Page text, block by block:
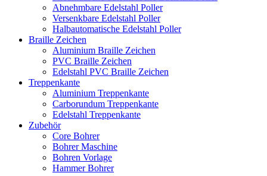
Abnehmbare Edelstahl Poller
Versenkbare Edelstahl Poller
Halbautomatische Edelstahl Poller
Braille Zeichen
Aluminium Braille Zeichen
PVC Braille Zeichen
Edelstahl PVC Braille Zeichen
Treppenkante
Aluminium Treppenkante
Carborundum Treppenkante
Edelstahl Treppenkante
Zubehör
Core Bohrer
Bohrer Maschine
Bohren Vorlage
Hammer Bohrer